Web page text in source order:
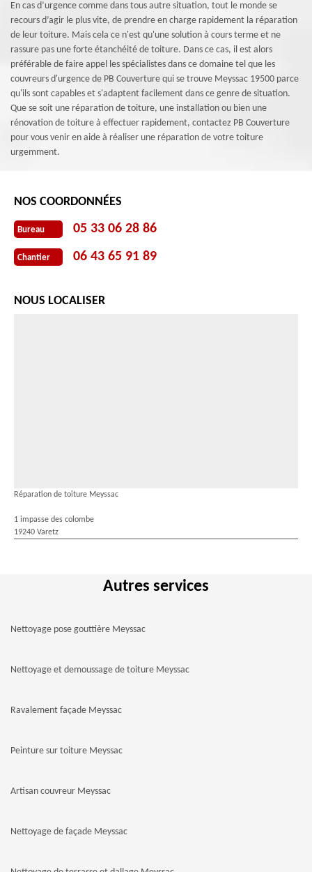
En cas d’urgence comme dans tous autre situation, tout le monde se
recours d’agir le plus vite, de prendre en charge rapidement la réparation
de leur toiture. Mais cela ce n'est qu'une solution à cours terme et ne
rassure pas une forte étanchéité de toiture. Dans ce cas, il est alors
préférable de faire appel les spécialistes dans ce domaine tel que les
couvreurs d'urgence de PB Couverture qui se trouve Meyssac 19500 parce
qu'ils sont capables et s'adaptent facilement dans ce genre de situation.
Que se soit une réparation de toiture, une installation ou bien une
rénovation de toiture à effectuer rapidement, contactez PB Couverture
pour vous venir en aide à réaliser une réparation de votre toiture
urgemment.
NOS COORDONNÉES
Bureau 05 33 06 28 86
Chantier 06 43 65 91 89
NOUS LOCALISER
Réparation de toiture Meyssac
1 impasse des colombe
19240 Varetz
Autres services
Nettoyage pose gouttière Meyssac
Nettoyage et demoussage de toiture Meyssac
Ravalement façade Meyssac
Peinture sur toiture Meyssac
Artisan couvreur Meyssac
Nettoyage de façade Meyssac